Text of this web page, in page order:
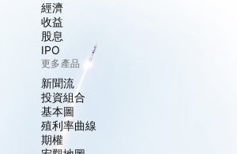
經濟
收益
股息
IPO
更多產品
新聞流
投資組合
基本圖
殖利率曲線
期權